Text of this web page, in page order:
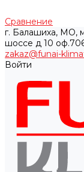
Сравнение
г. Балашиха, МО,
шоссе д 10
zakaz@funai-
Войти